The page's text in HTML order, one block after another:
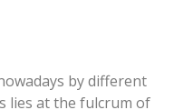
by different
lies at the fulcrum of